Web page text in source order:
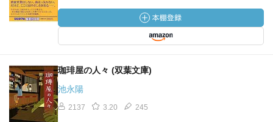
珈琲屋の人々 (双葉文庫)
池永陽
2137 3.20 245